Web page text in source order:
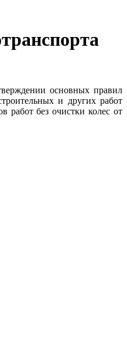
основных правил
и других работ
работ без очистки колес от